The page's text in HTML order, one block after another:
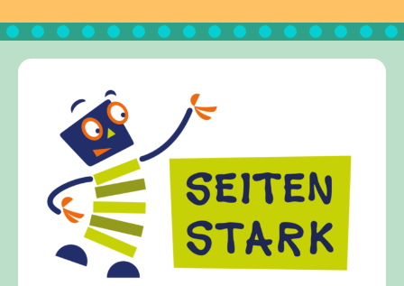
Frieden Fragen
frieden-fragen.de ist ein Internet-Angebot für
Kinder, Eltern und ErzieherInnen das zu
Fragen von Krieg und Frieden, Streit und
Gewalt informiert und einen Austausch zu
diesem Themenbereich ermöglicht. frieden-
fragen.de bietet Antworten auf wichtige